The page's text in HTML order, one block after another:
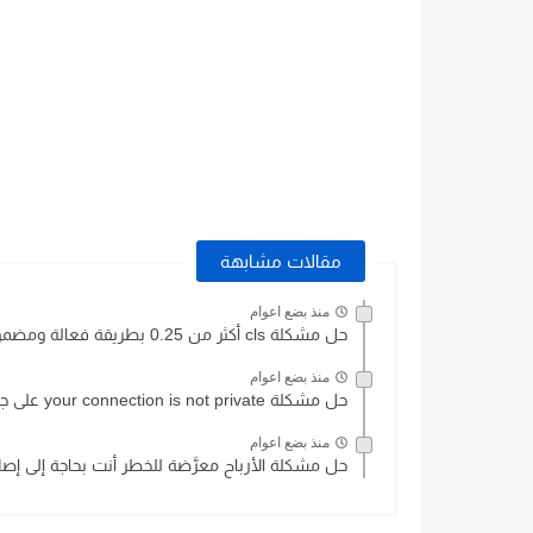
مقالات مشابهة
منذ بضع اعوام
حل مشكلة cls أكثر من 0.25 بطريقة فعالة ومضمونة
منذ بضع اعوام
حل مشكلة your connection is not private على جوجل كروم...
منذ بضع اعوام
حل مشكلة الأرباح معرَّضة للخطر أنت بحاجة إلى